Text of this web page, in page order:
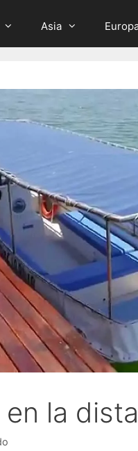
Asia
la